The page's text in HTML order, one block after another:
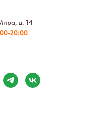
д. 14
20:00